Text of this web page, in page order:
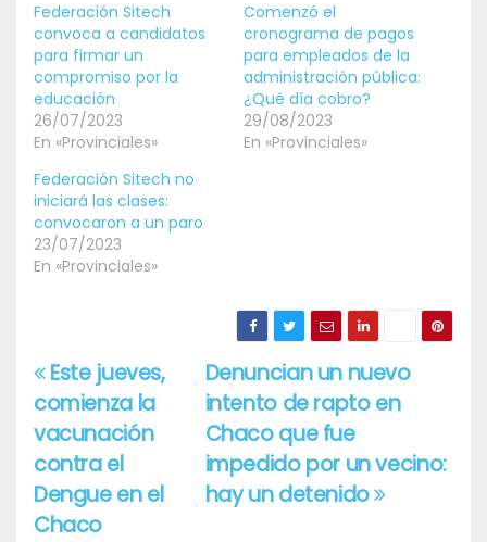
Federación Sitech
convoca a candidatos
para firmar un
compromiso por la
educación
26/07/2023
En «Provinciales»
Comenzó el
cronograma de pagos
para empleados de la
administración pública:
¿Qué día cobro?
29/08/2023
En «Provinciales»
Federación Sitech no
iniciará las clases:
convocaron a un paro
23/07/2023
En «Provinciales»
Navegación
de
entradas
Denuncian un nuevo
intento de rapto en
Chaco que fue
impedido por un vecino:
hay un detenido
Este jueves,
comienza la
vacunación
contra el
Dengue en el
Chaco